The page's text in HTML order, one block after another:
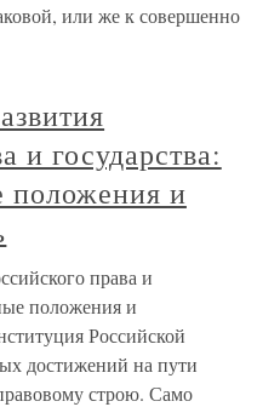
или же к совершенно
и государства:
положения и
права и
положения и
Российской
достижений на пути
строю. Само